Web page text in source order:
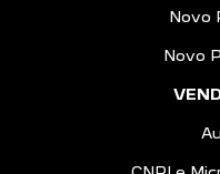
Novo
Novo